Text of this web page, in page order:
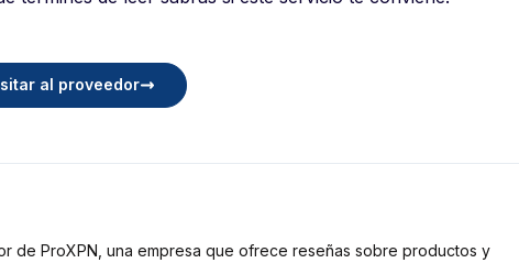
al proveedor
de ProXPN, una empresa que ofrece reseñas sobre productos y